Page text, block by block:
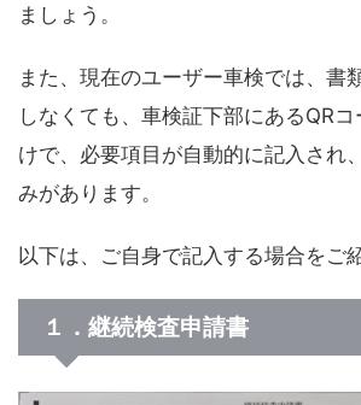
ましょう。
また、現在のユーザー車検では、書
しなくても、車検証下部にあるQR
けで、必要項目が自動的に記入され
みがあります。
以下は、ご自身で記入する場合をご
１．継続検査申請書